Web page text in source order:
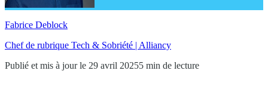
Fabrice Deblock
Chef de rubrique Tech & Sobriété | Alliancy
Publié et mis à jour le 29 avril 20255 min de lecture